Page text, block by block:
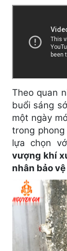
Theo quan
buổi sáng
một ngày
trong
lựa chọn
vượng khí
nhân bảo